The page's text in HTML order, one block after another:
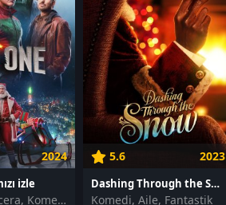
2024
izle
Aksiyon, Macera, Komedi, Fantastik, Gizem
5.6 2023
Dashing Through the Snow izle
Komedi, Aile, Fantastik